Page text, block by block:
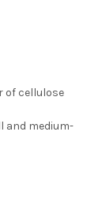
of cellulose
and medium-